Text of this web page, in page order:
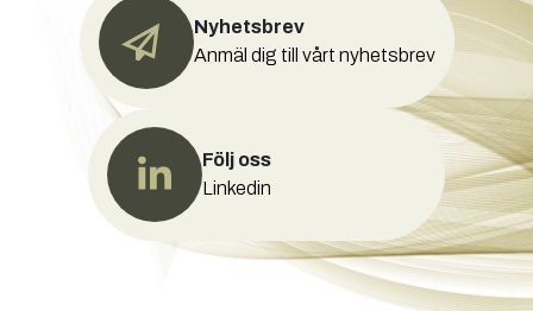
Nyhetsbrev
Anmäl dig till vårt nyhetsbrev
Följ oss
Linkedin